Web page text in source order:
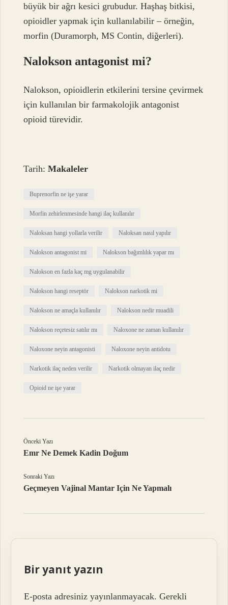
büyük bir ağrı kesici grubudur. Haşhaş bitkisi,
opioidler yapmak için kullanılabilir – örneğin,
morfin (Duramorph, MS Contin, diğerleri).
Nalokson antagonist mi?
Nalokson, opioidlerin etkilerini tersine çevirmek
için kullanılan bir farmakolojik antagonist
opioid türevidir.
Tarih:Makaleler
Buprenorfin ne işe yarar
Morfin zehirlenmesinde hangi ilaç kullanılır
Naloksan hangi yollarla verilir Naloksan nasıl yapılır
Nalokson antagonist mi Nalokson bağımlılık yapar mı
Nalokson en fazla kaç mg uygulanabilir
Nalokson hangi reseptör Nalokson narkotik mi
Nalokson ne amaçla kullanılır Nalokson nedir muadili
Nalokson reçetesiz satılır mı Naloxone ne zaman kullanılır
Naloxone neyin antagonisti Naloxone neyin antidotu
Narkotik ilaç neden verilir Narkotik olmayan ilaç nedir
Opioid ne işe yarar
Önceki Yazı
Emr Ne Demek Kadin Doğum
Sonraki Yazı
Geçmeyen Vajinal Mantar Için Ne Yapmalı
Bir yanıt yazın
E-posta adresiniz yayınlanmayacak. Gerekli